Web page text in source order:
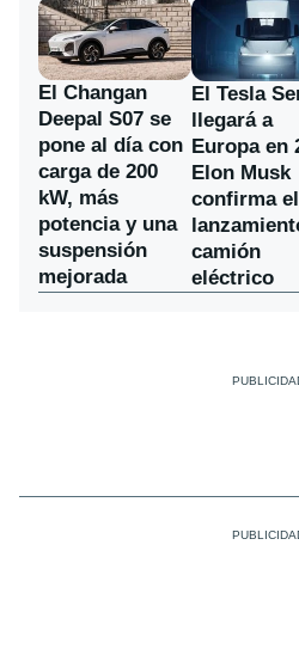
El Changan
Deepal S07 se
pone al día con
carga de 200
kW, más
potencia y una
suspensión
mejorada
El Tesla
llegará a
Europa en
Elon Musk
confirma el
camión
eléctrico